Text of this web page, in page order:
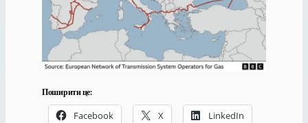
Поширити це:
Facebook X LinkedIn